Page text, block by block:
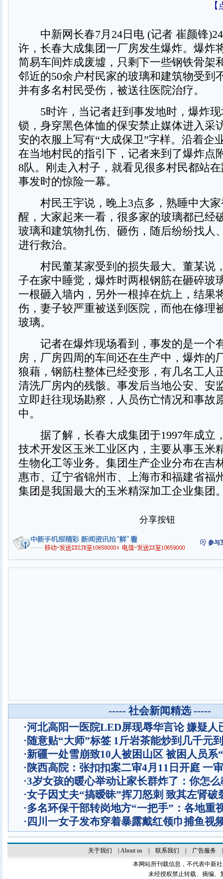
中新网长春7月24日电 (记者 崔颜锋)24
许，长春大成集团一厂房发生爆炸。爆炸
简易车间炸成废墟，只剩下一些钢铁骨架
邻近的50余户村民家的玻璃和建筑物受到
并有多名村民受伤，被送往医院治疗。
5时许，当记者赶到事发地时，爆炸现
锁，身穿黑色体恤的保安禁止媒体进入采
安的衣服上写有“大成保卫”字样。沿着企
在当地村民的指引下，记者来到了爆炸点
8队。刚走入村子，就看见很多村民都站
事发时的惊险一幕。
村民王宇说，晚上3点多，熟睡中大家
醒，大家起来一看，很多家的玻璃都已经
玻璃和建筑物扎伤、砸伤，随后纷纷找人
进行救治。
村民董某家受到的损失最大。董某说
子在家中睡觉，爆炸时两根钢筋在砸碎玻
一根砸入墙内，另外一根掉在炕上，结果
伤，妻子较严重被送到医院，而他在修理
玻璃。
记者在爆炸现场看到，事发的是一个
房，厂房四周的车间还在生产中，爆炸的
狼藉，钢筋柱整体已经变形，有几名工人
清洗厂房内的残骸。事发后当地公安、安
立即赶往现场勘察，人员伤亡情况和事故
中。
据了解，长春大成集团于1997年成立
技术开发区玉米工业区内，主要从事玉米
生物化工等业务。集团生产企业分布在吉
惠市、辽宁省锦州市、上海市和福建省福
集团是我国最大的玉米精深加工企业集团
分享按钮
参与
----- 社会新闻精选 -----
·河北高阳一医院LED屏现辱华言论 嫌疑人
·随意贴“大师”标签 1斤岩茶能炒到几千元
·新疆一处雪崩致10人被困山区 被困人员系
·陕西高院：张扣扣案二审4月11日开庭 一
·3岁女孩的暖心举动让家长群炸了：你怎
·女子因丈夫“搞暧昧”挥刀怒刺 致其左肾破
·多名环保干部转岗地方“一把手”：各地重
· 四川一女子发布穿着暴露戴红领巾捕鱼视
关于我们 About us| 联系我们 广告服务
本网站所刊载信息，不代表中新
未经授权禁止转载、摘编、